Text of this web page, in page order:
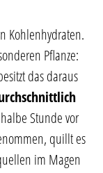
Kohlenhydraten.
Pflanze:
das daraus
Stunde vor
quillt es
im Magen